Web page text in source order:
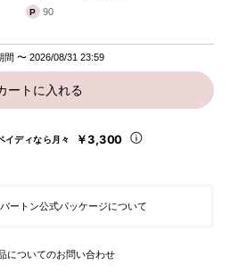
90
間 〜 2026/08/31 23:59
ートに入れる
イディなら月々 ￥3,300
ートン公式パッケージについて
についてのお問い合わせ